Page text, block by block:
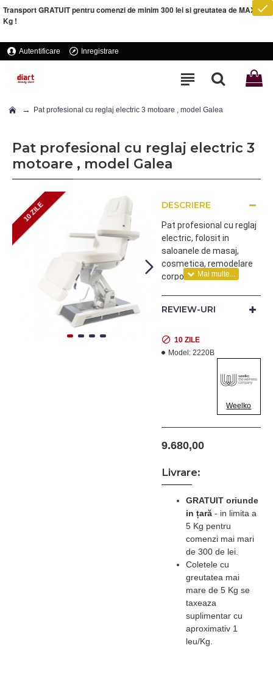
Transport GRATUIT pentru comenzi de minim 300 lei si greutatea de MAXIM 5
Kg !
Autentificare Inregistrare
Pat profesional cu reglaj electric 3 motoare , model Galea
Pat profesional cu reglaj electric 3
motoare , model Galea
10 ZILE
10 ZILE DESCRIERE
Pat profesional cu reglaj
electric, folosit in
saloanele de masaj,
cosmetica, remodelare
corporala, cabinete
fizioterapie.
Este echipat cu 3
motoare care
spatarul si suportul de
Tapiterie din piele
curatarea
Dimensiune:185,5x88x63/85
Greutate produs:92Kg
suportata:200Kg
REVIEW-URI
9.680,00
10 ZILE
Model: 2220B
Weelko
Livrare:
GRATUIT oriunde
in țară - in limita a
5 Kg pentru
comenzi mai mari
de 300 de lei.
Coletele cu
greutatea mai
mare de 5 Kg se
taxeaza
suplimentar cu
aproximativ 1
leu/Kg.